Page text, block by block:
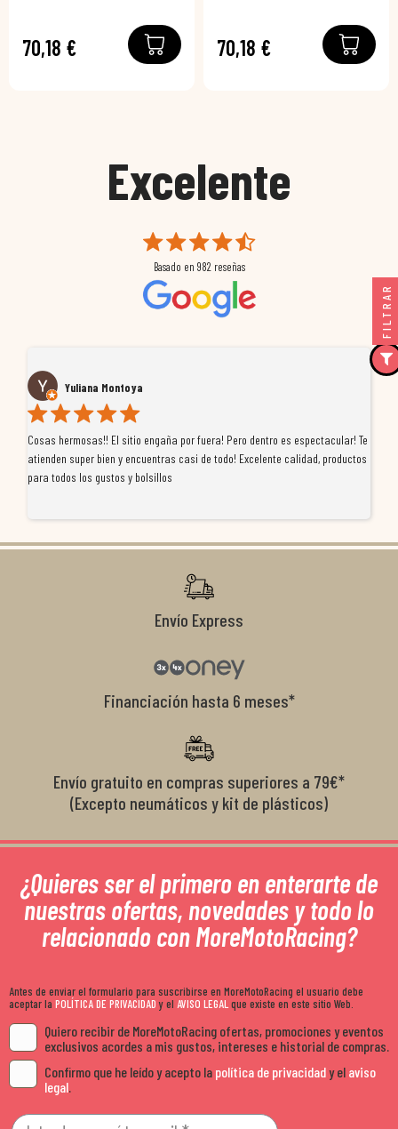
70,18 € 70,18 €
Excelente
Basado en 982 reseñas
Yuliana Montoya
Cosas hermosas!! El sitio engaña por fuera! Pero dentro es espectacular! Te
atienden super bien y encuentras casi de todo! Excelente calidad, productos
para todos los gustos y bolsillos
Envío Express
Financiación hasta 6 meses*
Envío gratuito en compras superiores a 79€*
(Excepto neumáticos y kit de plásticos)
¿Quieres ser el primero en enterarte de
nuestras ofertas, novedades y todo lo
relacionado con MoreMotoRacing?
Antes de enviar el formulario para suscribirse en MoreMotoRacing el usuario debe
aceptar la POLÍTICA DE PRIVACIDADy el AVISO LEGALque existe en este sitio Web.
Quiero recibir de MoreMotoRacing ofertas, promociones y eventos
exclusivos acordes a mis gustos, intereses e historial de compras.
Confirmo que he leído y acepto la política de privacidady el aviso
legal
FILTRAR